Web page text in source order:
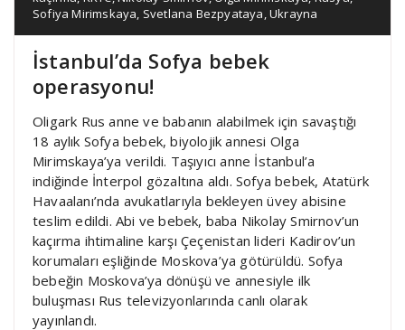
Sofiya Mirimskaya, Svetlana Bezpyataya,Ukrayna
İstanbul’da Sofya bebek
operasyonu!
Oligark Rus anne ve babanın alabilmek için savaştığı
18 aylık Sofya bebek, biyolojik annesi Olga
Mirimskaya’ya verildi. Taşıyıcı anne İstanbul’a
indiğinde İnterpol gözaltına aldı. Sofya bebek, Atatürk
Havaalanı’nda avukatlarıyla bekleyen üvey abisine
teslim edildi. Abi ve bebek, baba Nikolay Smirnov’un
kaçırma ihtimaline karşı Çeçenistan lideri Kadirov’un
korumaları eşliğinde Moskova’ya götürüldü. Sofya
bebeğin Moskova’ya dönüşü ve annesiyle ilk
buluşması Rus televizyonlarında canlı olarak
yayınlandı.